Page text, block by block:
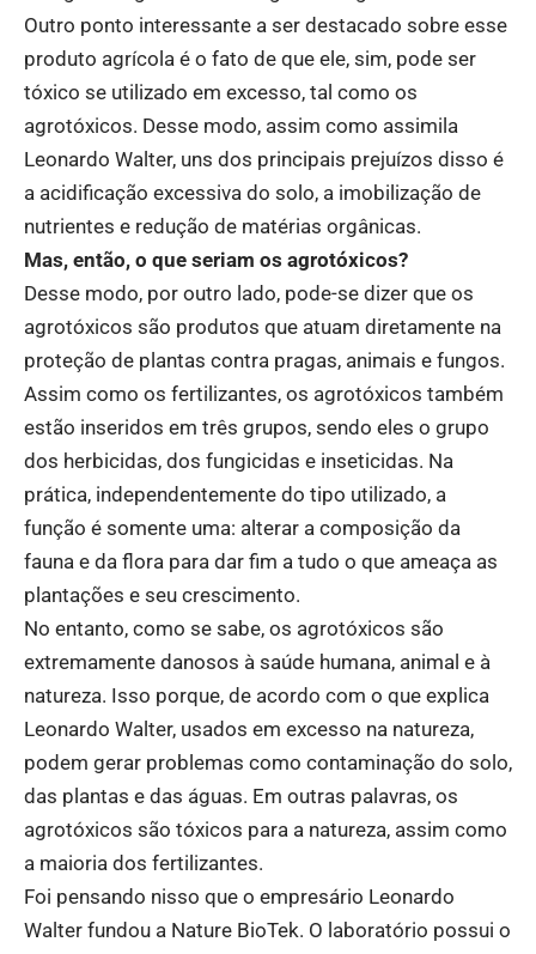
Outro ponto interessante a ser destacado sobre esse
produto agrícola é o fato de que ele, sim, pode ser
tóxico se utilizado em excesso, tal como os
agrotóxicos. Desse modo, assim como assimila
Leonardo Walter, uns dos principais prejuízos disso é
a acidificação excessiva do solo, a imobilização de
nutrientes e redução de matérias orgânicas.
Mas, então, o que seriam os agrotóxicos?
Desse modo, por outro lado, pode-se dizer que os
agrotóxicos são produtos que atuam diretamente na
proteção de plantas contra pragas, animais e fungos.
Assim como os fertilizantes, os agrotóxicos também
estão inseridos em três grupos, sendo eles o grupo
dos herbicidas, dos fungicidas e inseticidas. Na
prática, independentemente do tipo utilizado, a
função é somente uma: alterar a composição da
fauna e da flora para dar fim a tudo o que ameaça as
plantações e seu crescimento.
No entanto, como se sabe, os agrotóxicos são
extremamente danosos à saúde humana, animal e à
natureza. Isso porque, de acordo com o que explica
Leonardo Walter, usados em excesso na natureza,
podem gerar problemas como contaminação do solo,
das plantas e das águas. Em outras palavras, os
agrotóxicos são tóxicos para a natureza, assim como
a maioria dos fertilizantes.
Foi pensando nisso que o empresário Leonardo
Walter fundou a Nature BioTek. O laboratório possui o